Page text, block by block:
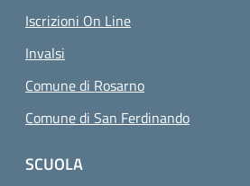
Iscrizioni On Line
Invalsi
Comune di Rosarno
Comune di San Ferdinando
SCUOLA